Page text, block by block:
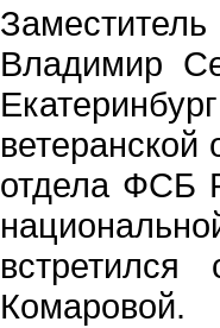
Владимир
ветеранской
отдела ФСБ
Комаровой.